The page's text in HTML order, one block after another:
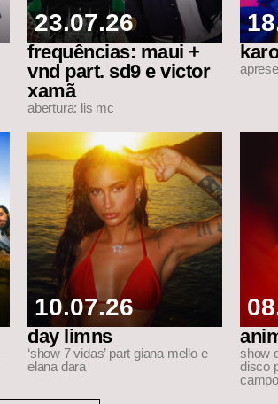
23.07.26
frequências: maui +
vnd part. sd9 e victor
xamã
abertura: lis mc
10.07.26
day limns
‘show 7 vidas’ part giana mello e
elana dara
show
disco